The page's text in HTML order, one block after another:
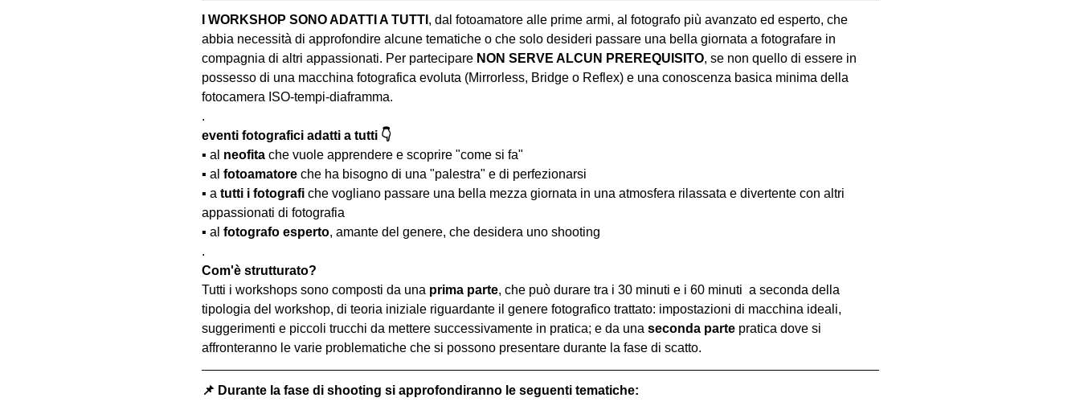
I WORKSHOP SONO ADATTI A TUTTI , dal fotoamatore alle prime armi, al fotografo più avanzato ed esperto, che
abbia necessità di approfondire alcune tematiche o che solo desideri passare una bella giornata a fotografare in
compagnia di altri appassionati. Per partecipare NON SERVE ALCUN PREREQUISITO, se non quello di essere in
possesso di una macchina fotografica evoluta (Mirrorless, Bridge o Reflex) e una conoscenza basica minima della
fotocamera ISO-tempi-diaframma.
.
eventi fotografici adatti a tutti 👇
▪️ al neofita che vuole apprendere e scoprire "come si fa"
▪️ al fotoamatore che ha bisogno di una "palestra" e di perfezionarsi
▪️ a tutti i fotografi che vogliano passare una bella mezza giornata in una atmosfera rilassata e divertente con altri
appassionati di fotografia
▪️ al fotografo esperto, amante del genere, che desidera uno shooting
.
Com'è strutturato?
Tutti i workshops sono composti da una prima parte, che può durare tra i 30 minuti e i 60 minuti  a seconda della
tipologia del workshop, di teoria iniziale riguardante il genere fotografico trattato: impostazioni di macchina ideali,
suggerimenti e piccoli trucchi da mettere successivamente in pratica; e da una seconda parte pratica dove si
affronteranno le varie problematiche che si possono presentare durante la fase di scatto.
📌 Durante la fase di shooting si approfondiranno le seguenti tematiche: